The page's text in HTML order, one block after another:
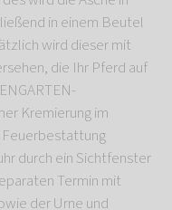
in einem Beutel
wird dieser mit
die Ihr Pferd auf
Kremierung im
Feuerbestattung
durch ein Sichtfenster
Termin mit
der Urne und